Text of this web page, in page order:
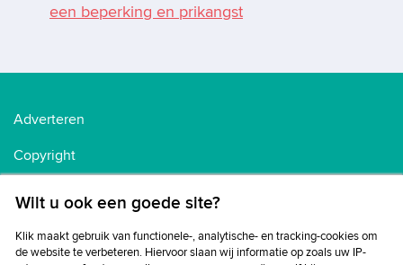
een beperking en prikangst
Adverteren
Copyright
Wilt u ook een goede site?
Klik maakt gebruik van functionele-, analytische- en tracking-cookies om
de website te verbeteren. Hiervoor slaan wij informatie op zoals uw IP-